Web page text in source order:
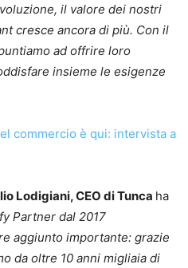
il valore dei nostri
cresce ancora di più. Con il
ad offrire loro
insieme le esigenze
commercio è qui: intervista a
Lodigiani, CEO di Tunca ha
Partner dal 2017
aggiunto importante: grazie
da oltre 10 anni migliaia di